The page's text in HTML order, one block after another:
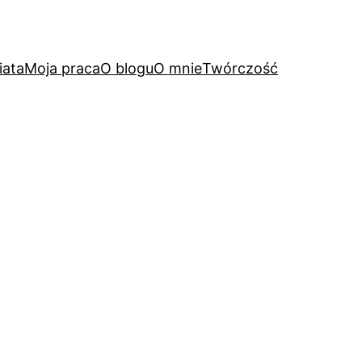
Moja pracaO bloguO mnieTwórczość